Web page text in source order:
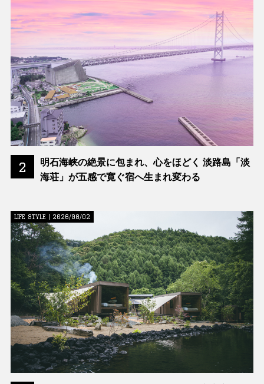
2
明石海峡の絶景に包まれ、心をほどく 淡路島「淡
海荘」が五感で寛ぐ宿へ生まれ変わる
LIFE STYLE | 2026/08/02